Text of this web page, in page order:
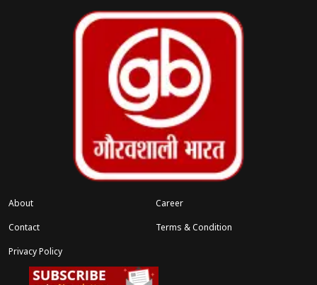
इसके अलावा एक और बड़ी खबर यह है किShah Rukh
एक नए साइंस-फिक्शन प्रोजेक्ट Raaka
कर सकते हैं। इस फिल्म मेंAllu Arjun
पहले से जुड़े हुए हैं। अगर यह खबर सच
साबित होती है, तो यह बॉलीवुड और साउथ सिनेमा का बड़ा
Kartik Aaryanने अपने “पर्सनालिटी राइट्स” की
सुरक्षा के लिए अदालत का रुख किया है। डिजिटल युग में
बढ़ता जा रहा है।
ओटीटी प्लेटफॉर्म पर भी इस हफ्ते कई नई फिल्में और वेब
About
Career
Contact
Terms & Condition
Privacy Policy